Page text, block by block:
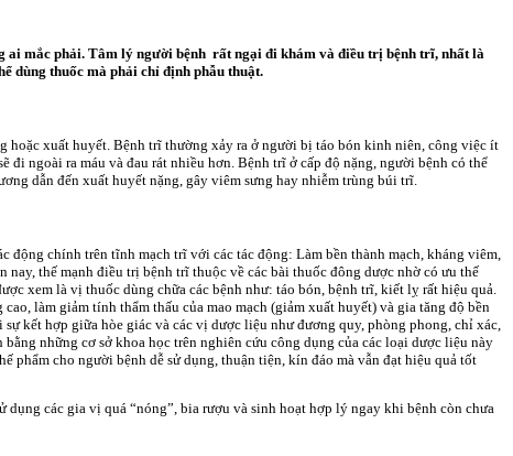
ai mắc phải. Tâm lý người bệnh rất ngại đi khám và điều trị bệnh trĩ, nhất là
dùng thuốc mà phải chỉ định phẫu thuật.
hoặc xuất huyết. Bệnh trĩ thường xảy ra ở người bị táo bón kinh niên, công việc ít
ngoài ra máu và đau rát nhiều hơn. Bệnh trĩ ở cấp độ nặng, người bệnh có thể
dẫn đến xuất huyết nặng, gây viêm sưng hay nhiễm trùng búi trĩ.
chính trên tĩnh mạch trĩ với các tác động: Làm bền thành mạch, kháng viêm,
thế mạnh điều trị bệnh trĩ thuộc về các bài thuốc đông dược nhờ có ưu thế
xem là vị thuốc dùng chữa các bệnh như: táo bón, bệnh trĩ, kiết lỵ rất hiệu quả.
làm giảm tính thẩm thấu của mao mạch (giảm xuất huyết) và gia tăng độ bền
kết hợp giữa hòe giác và các vị dược liệu như đương quy, phòng phong, chỉ xác,
những cơ sở khoa học trên nghiên cứu công dụng của các loại dược liệu này
cho người bệnh dễ sử dụng, thuận tiện, kín đáo mà vẫn đạt hiệu quả tốt
các gia vị quá “nóng”, bia rượu và sinh hoạt hợp lý ngay khi bệnh còn chưa